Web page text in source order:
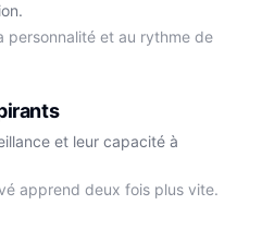
personnalité et au rythme de
et leur capacité à
apprend deux fois plus vite.